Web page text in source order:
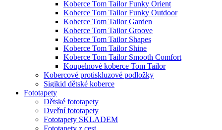
Koberce Tom Tailor Funky Orient
Koberce Tom Tailor Funky Outdoor
Koberce Tom Tailor Garden
Koberce Tom Tailor Groove
Koberce Tom Tailor Shapes
Koberce Tom Tailor Shine
Koberce Tom Tailor Smooth Comfort
Koupelnové koberce Tom Tailor
Kobercové protiskluzové podložky
Sigikid dětské koberce
Fototapety
Dětské fototapety
Dveřní fototapety
Fototapety SKLADEM
Fototapety z cest